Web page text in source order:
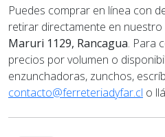
Puedes comprar en línea con
retirar directamente en nuestro
Maruri 1129, Rancagua. Para
precios por volumen o
enzunchadoras, zunchos,
contacto@ferreteriadyfar.cl o